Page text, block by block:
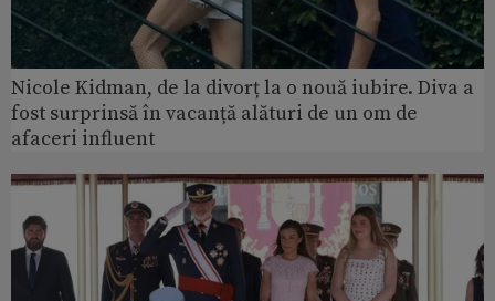
Nicole Kidman, de la divorț la o nouă iubire. Diva a
fost surprinsă în vacanță alături de un om de
afaceri influent